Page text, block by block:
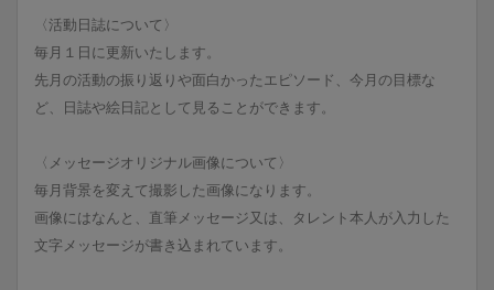
〈活動日誌について〉
毎月１日に更新いたします。
先月の活動の振り返りや面白かったエピソード、今月の目標な
ど、日誌や絵日記として見ることができます。
〈メッセージオリジナル画像について〉
毎月背景を変えて撮影した画像になります。
画像にはなんと、直筆メッセージ又は、タレント本人が入力した
文字メッセージが書き込まれています。